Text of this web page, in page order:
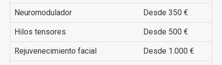
Neuromodulador Desde 350 €
Hilos tensores Desde 500 €
Rejuvenecimiento facial Desde 1.000 €